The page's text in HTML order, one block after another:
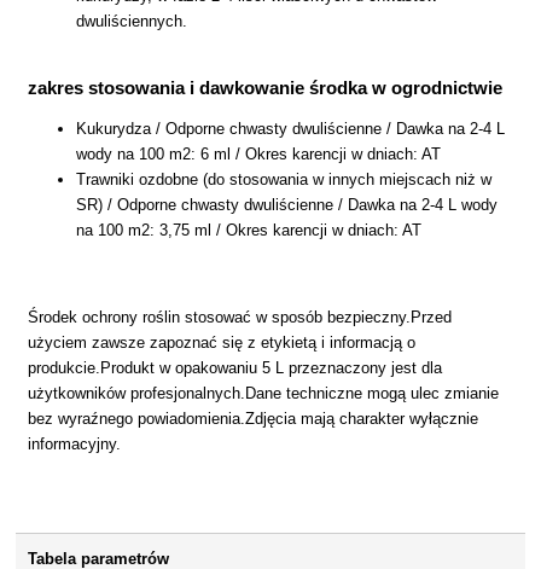
dwuliściennych.
zakres stosowania i dawkowanie środka w ogrodnictwie
Kukurydza / Odporne chwasty dwuliścienne / Dawka na 2-4 L
wody na 100 m2: 6 ml / Okres karencji w dniach: AT
Trawniki ozdobne (do stosowania w innych miejscach niż w
SR) / Odporne chwasty dwuliścienne / Dawka na 2-4 L wody
na 100 m2: 3,75 ml / Okres karencji w dniach: AT
Środek ochrony roślin stosować w sposób bezpieczny.Przed
użyciem zawsze zapoznać się z etykietą i informacją o
produkcie.Produkt w opakowaniu 5 L przeznaczony jest dla
użytkowników profesjonalnych.Dane techniczne mogą ulec zmianie
bez wyraźnego powiadomienia.Zdjęcia mają charakter wyłącznie
informacyjny.
Tabela parametrów